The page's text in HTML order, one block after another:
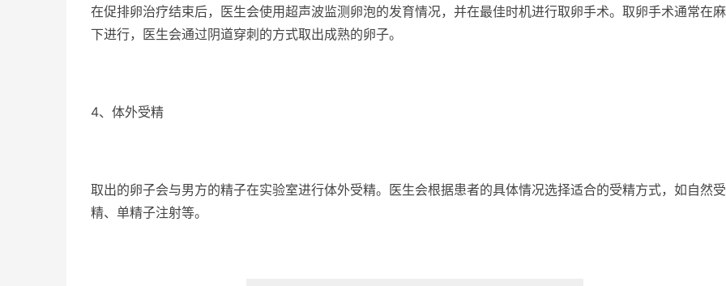
在促排卵治疗结束后，医生会使用超声波监测卵泡的发育情况，并在最佳时机进行取卵手术。取卵手术通常在
下进行，医生会通过阴道穿刺的方式取出成熟的卵子。
4、体外受精
取出的卵子会与男方的精子在实验室进行体外受精。医生会根据患者的具体情况选择适合的受精方式，如自然受
精、单精子注射等。